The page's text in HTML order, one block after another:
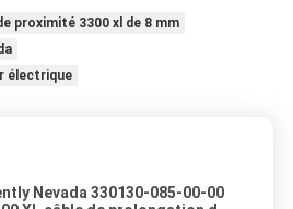
proximité 3300 xl de 8 mm
électrique
Nevada 330130-085-00-00